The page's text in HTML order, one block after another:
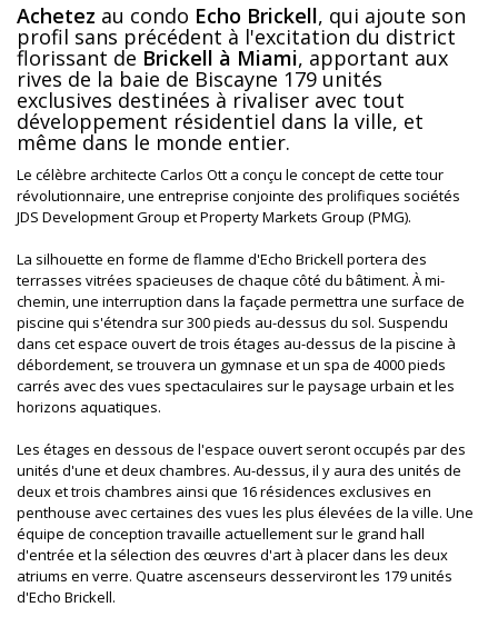
Achetez au condo Echo Brickell, qui ajoute son
profil sans précédent à l'excitation du district
florissant de Brickell à Miami, apportant aux
rives de la baie de Biscayne 179 unités
exclusives destinées à rivaliser avec tout
développement résidentiel dans la ville, et
même dans le monde entier.
Le célèbre architecte Carlos Ott a conçu le concept de cette tour
révolutionnaire, une entreprise conjointe des prolifiques sociétés
JDS Development Group et Property Markets Group (PMG).
La silhouette en forme de flamme d'Echo Brickell portera des
terrasses vitrées spacieuses de chaque côté du bâtiment. À mi-
chemin, une interruption dans la façade permettra une surface de
piscine qui s'étendra sur 300 pieds au-dessus du sol. Suspendu
dans cet espace ouvert de trois étages au-dessus de la piscine à
débordement, se trouvera un gymnase et un spa de 4000 pieds
carrés avec des vues spectaculaires sur le paysage urbain et les
horizons aquatiques.
Les étages en dessous de l'espace ouvert seront occupés par des
unités d'une et deux chambres. Au-dessus, il y aura des unités de
deux et trois chambres ainsi que 16 résidences exclusives en
penthouse avec certaines des vues les plus élevées de la ville. Une
équipe de conception travaille actuellement sur le grand hall
d'entrée et la sélection des œuvres d'art à placer dans les deux
atriums en verre. Quatre ascenseurs desserviront les 179 unités
d'Echo Brickell.